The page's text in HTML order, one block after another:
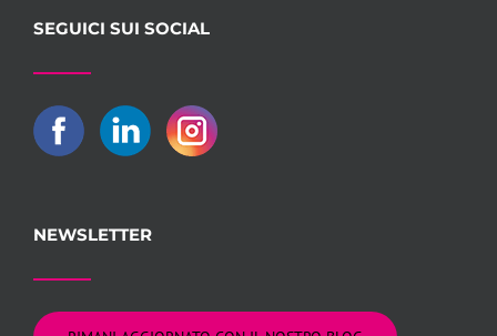
SEGUICI SUI SOCIAL
NEWSLETTER